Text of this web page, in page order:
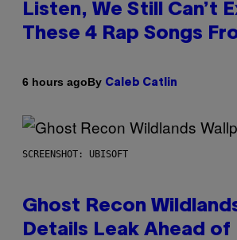
Listen, We Still Can’t
These 4 Rap Songs
6 hours agoBy Caleb Catlin
SCREENSHOT: UBISOFT
Ghost Recon
Details Leak Ahead of